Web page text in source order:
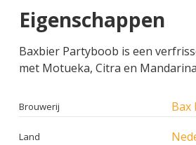
Eigenschappen
Baxbier Partyboob is een
met Motueka, Citra en
Brouwerij Bax
Land